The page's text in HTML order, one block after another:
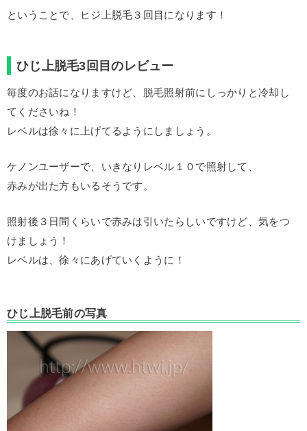
ということで、ヒジ上脱毛３回目になります！
ひじ上脱毛3回目のレビュー
毎度のお話になりますけど、脱毛照射前にしっかりと冷却し
てくださいね！
レベルは徐々に上げてるようにしましょう。
ケノンユーザーで、いきなりレベル１０で照射して、
赤みが出た方もいるそうです。
照射後３日間くらいで赤みは引いたらしいですけど、気をつ
けましょう！
レベルは、徐々にあげていくように！
ひじ上脱毛前の写真